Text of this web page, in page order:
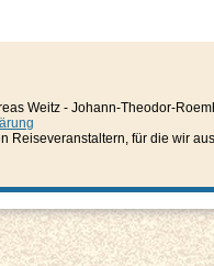
Weitz - Johann-Theodor-
Reiseveranstaltern, für die wir